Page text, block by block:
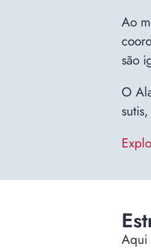
Ao
são
O
Aqui